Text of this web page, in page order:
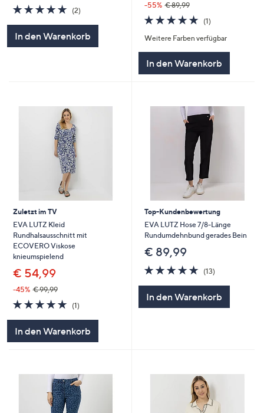
5.0
von
5
(2)
In den Warenkorb
-55% € 89,99
5.0
von
5
(1)1
Weitere Farben verfügbar
In den Warenkorb
Zuletzt im TV
EVA LUTZ Kleid
Rundhalsausschnitt mit
ECOVERO Viskose
knieumspielend
€ 54,99
-45% € 99,99
5.0
von
5
(1)
In den Warenkorb
Top-Kundenbewertung
EVA LUTZ Hose 7/8-Länge
Rundumdehnbund gerades Bein
€ 89,99
5.0
von
(13)13
In den Warenkorb